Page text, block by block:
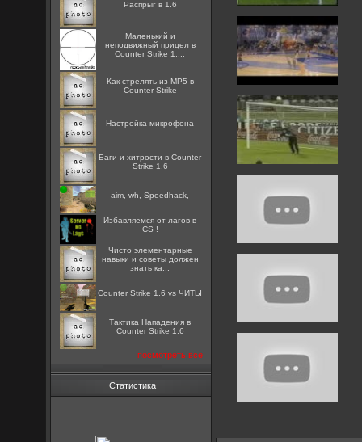
Распрыг в 1.6
Маленький и
неподвижный прицел в
Counter Strike 1....
Как стрелять из MP5 в
Counter Strike
Настройка микрофона
Баги и хитрости в Counter
Strike 1.6
aim, wh, Speedhack,
Избавляемся от лагов в
CS !
Чисто элементарные
навыки и советы должен
знать ка...
Counter Strike 1.6 vs ЧИТЫ
Тактика Нападения в
Counter Strike 1.6
посмотреть все
Статистика